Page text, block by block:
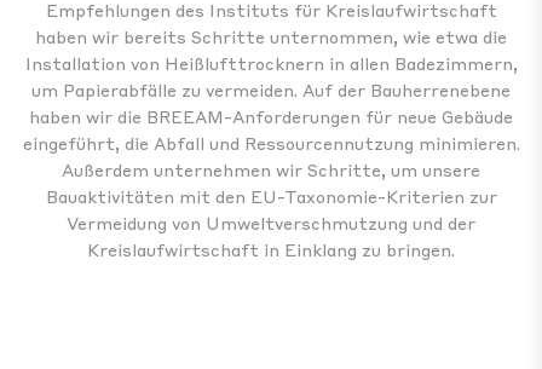
Empfehlungen des Instituts für Kreislaufwirtschaft
haben wir bereits Schritte unternommen, wie etwa die
Installation von Heißlufttrocknern in allen Badezimmern,
um Papierabfälle zu vermeiden. Auf der Bauherrenebene
haben wir die BREEAM-Anforderungen für neue Gebäude
eingeführt, die Abfall und Ressourcennutzung minimieren.
Außerdem unternehmen wir Schritte, um unsere
Bauaktivitäten mit den EU-Taxonomie-Kriterien zur
Vermeidung von Umweltverschmutzung und der
Kreislaufwirtschaft in Einklang zu bringen.